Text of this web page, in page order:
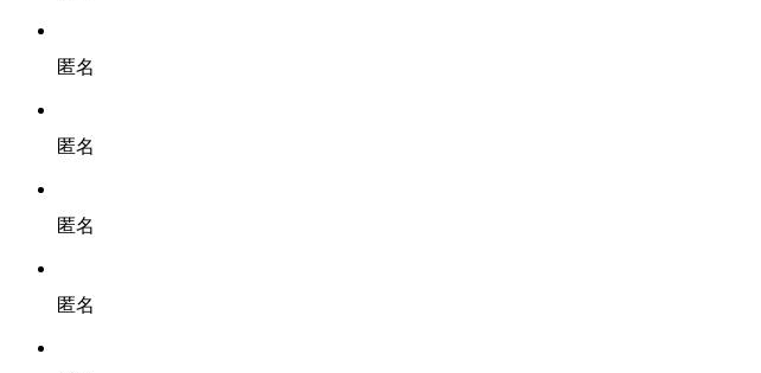
匿名
匿名
匿名
匿名